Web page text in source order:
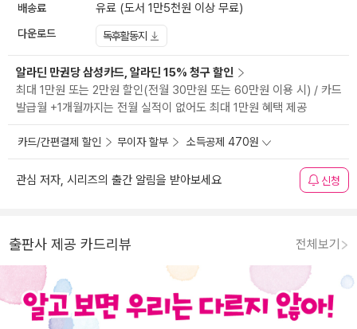
배송료 유료 (도서 1만5천원 이상 무료)
다운로드 독후활동지
알라딘 만권당 삼성카드, 알라딘 15% 청구 할인
최대 1만원 또는 2만원 할인(전월 30만원 또는 60만원 이용 시) / 카드
발급월 +1개월까지는 전월 실적이 없어도 최대 1만원 혜택 제공
카드/간편결제 할인 무이자 할부 소득공제 470원
관심 저자, 시리즈의 출간 알림을 받아보세요 신청
출판사 제공 카드리뷰 전체보기